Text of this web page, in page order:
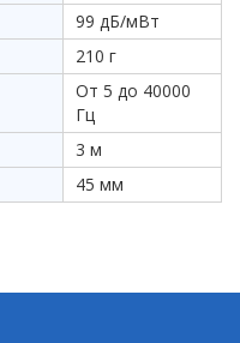
99 дБ/мВт
210 г
От 5 до 40000
Гц
3 м
45 мм